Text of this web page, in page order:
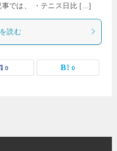
事では、 ・テニス日比 […]
読む
0 0